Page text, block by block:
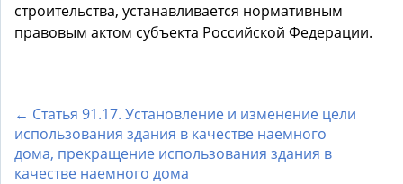
строительства, устанавливается нормативным
правовым актом субъекта Российской Федерации.
← Статья 91.17. Установление и изменение цели
использования здания в качестве наемного
дома, прекращение использования здания в
качестве наемного дома